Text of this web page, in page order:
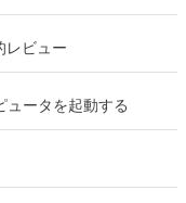
レビュー
ュータを起動する